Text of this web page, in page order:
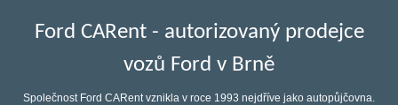
Ford CARent - autorizovaný prodejce
vozů Ford v Brně
Společnost Ford CARent vznikla v roce 1993 nejdříve jako autopůjčovna.